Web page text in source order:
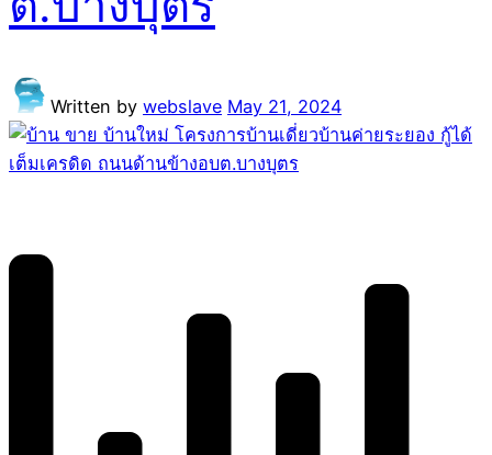
Written by webslave May 21, 2024